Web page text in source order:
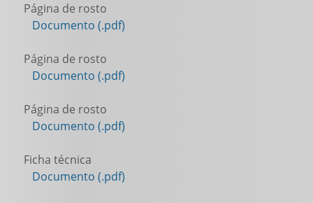
Página de rosto
Documento (.pdf)
Página de rosto
Documento (.pdf)
Página de rosto
Documento (.pdf)
Ficha técnica
Documento (.pdf)